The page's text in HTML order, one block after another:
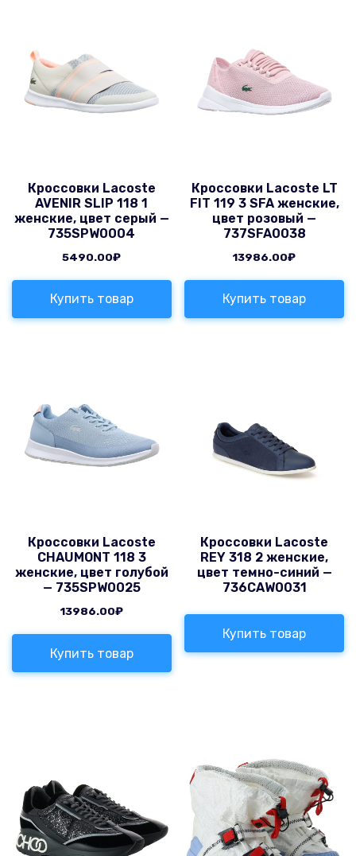
Кроссовки Lacoste
AVENIR SLIP 118 1
женские, цвет серый —
735SPW0004
5490.00₽
Купить товар
Кроссовки Lacoste LT
FIT 119 3 SFA женские,
цвет розовый —
737SFA0038
13986.00₽
Купить товар
Кроссовки Lacoste
CHAUMONT 118 3
женские, цвет голубой
— 735SPW0025
13986.00₽
Купить товар
Кроссовки Lacoste
REY 318 2 женские,
цвет темно-синий —
736CAW0031
Купить товар